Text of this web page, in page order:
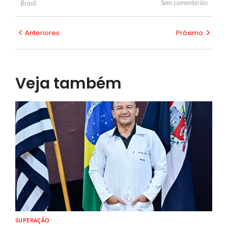
Brasil Sem comentários
Anteriores Próximo
Veja também
SUPERAÇÃO